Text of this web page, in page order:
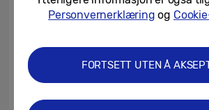
Personvernerklæring og
FORTSETT UTEN Å